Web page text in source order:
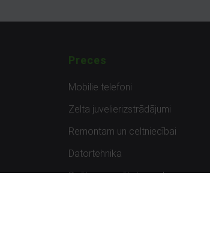
Preces
Mobilie telefoni
Zelta juvelierizstrādājumi
Remontam un celtniecībai
Datortehnika
Spēles un spēļu konsoles